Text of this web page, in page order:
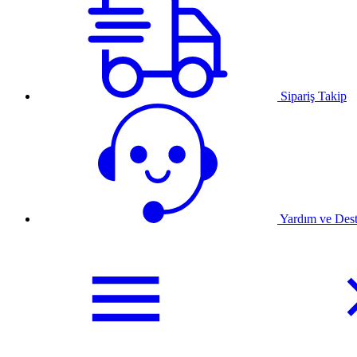
Sipariş Takip
Yardım ve